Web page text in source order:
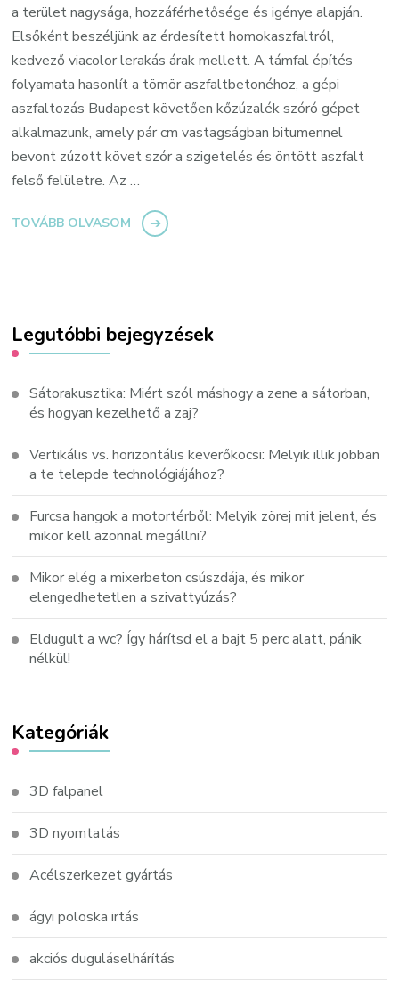
a terület nagysága, hozzáférhetősége és igénye alapján.
Elsőként beszéljünk az érdesített homokaszfaltról,
kedvező viacolor lerakás árak mellett. A támfal építés
folyamata hasonlít a tömör aszfaltbetonéhoz, a gépi
aszfaltozás Budapest követően kőzúzalék szóró gépet
alkalmazunk, amely pár cm vastagságban bitumennel
bevont zúzott követ szór a szigetelés és öntött aszfalt
felső felületre. Az …
TOVÁBB OLVASOM
Legutóbbi bejegyzések
Sátorakusztika: Miért szól máshogy a zene a sátorban,
és hogyan kezelhető a zaj?
Vertikális vs. horizontális keverőkocsi: Melyik illik jobban
a te telepde technológiájához?
Furcsa hangok a motortérből: Melyik zörej mit jelent, és
mikor kell azonnal megállni?
Mikor elég a mixerbeton csúszdája, és mikor
elengedhetetlen a szivattyúzás?
Eldugult a wc? Így hárítsd el a bajt 5 perc alatt, pánik
nélkül!
Kategóriák
3D falpanel
3D nyomtatás
Acélszerkezet gyártás
ágyi poloska irtás
akciós duguláselhárítás